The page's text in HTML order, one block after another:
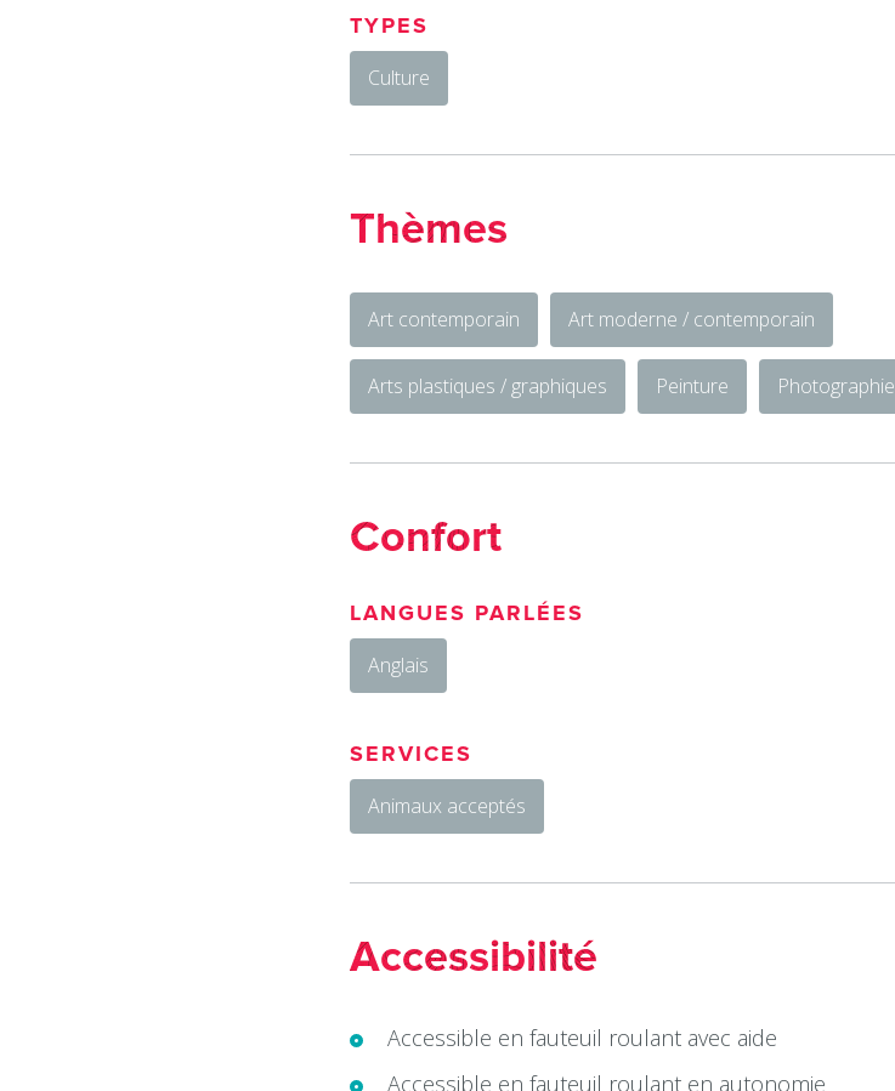
TYPES
Culture
Thèmes
Art contemporain Art moderne / contemporain
Arts plastiques / graphiques Peinture Photographie
Confort
LANGUES PARLÉES
Anglais
SERVICES
Animaux acceptés
Accessibilité
Accessible en fauteuil roulant avec aide
Accessible en fauteuil roulant en autonomie